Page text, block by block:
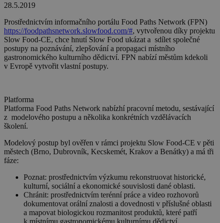
28.5.2019
Prostřednictvím informačního portálu Food Paths Network (FPN)
https://foodpathsnetwork.slowfood.com/#, vytvořenou díky projektu
Slow Food-CE, chce hnutí Slow Food ukázat a sdílet společné
postupy na poznávání, zlepšování a propagaci místního
gastronomického kulturního dědictví. FPN nabízí městům kdekoli
v Evropě vytvořit vlastní postupy.
Platforma
Platforma Food Paths Network nabízhí pracovní metodu, sestávající
z modelového postupu a několika konkrétních vzdělávacích
školení.
Modelový postup byl ověřen v rámci projektu Slow Food-CE v pěti
městech (Brno, Dubrovník, Kecskemét, Krakov a Benátky) a má tři
fáze:
Poznat: prostřednictvím výzkumu rekonstruovat historické,
kulturní, sociální a ekonomické souvislosti dané oblasti.
Chránit: prostřednictvím terénní práce a video rozhovorů
dokumentovat orální znalosti a dovednosti v příslušné oblasti
a mapovat biologickou rozmanitost produktů, které patří
k místnímu gastronomickému kulturnímu dědictví.